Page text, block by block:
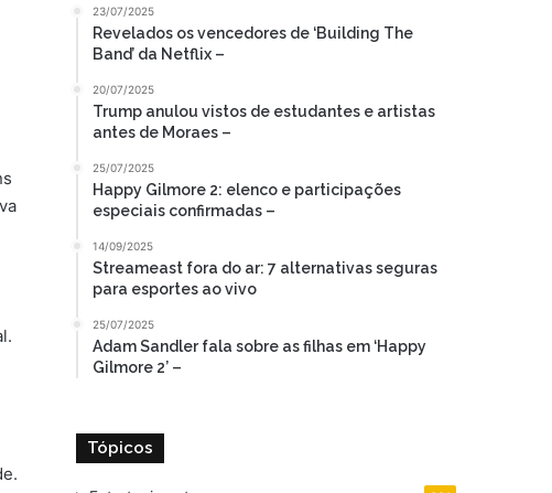
23/07/2025
Revelados os vencedores de ‘Building The
Band’ da Netflix –
20/07/2025
Trump anulou vistos de estudantes e artistas
antes de Moraes –
25/07/2025
Happy Gilmore 2: elenco e participações
especiais confirmadas –
14/09/2025
Streameast fora do ar: 7 alternativas seguras
para esportes ao vivo
25/07/2025
Adam Sandler fala sobre as filhas em ‘Happy
Gilmore 2’ –
Tópicos